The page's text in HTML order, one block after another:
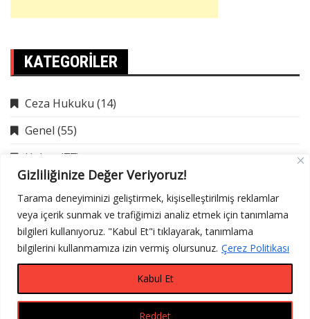
Gizliliğinize Değer Veriyoruz!
Tarama deneyiminizi geliştirmek, kişiselleştirilmiş reklamlar
veya içerik sunmak ve trafiğimizi analiz etmek için tanımlama
bilgileri kullanıyoruz. "Kabul Et"i tıklayarak, tanımlama
bilgilerini kullanmamıza izin vermiş olursunuz. Çerez Politikası
Reddet
Kabul Et
KATEGORILER
Ceza Hukuku (14)
Genel (55)
Haber
(77)
İcra Hukuku (9)